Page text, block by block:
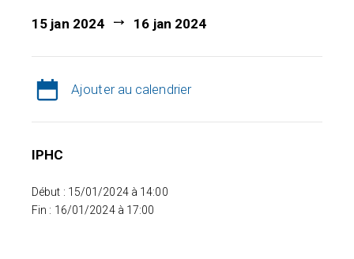
15 jan 2024 16 jan 2024
Ajouter au calendrier
IPHC
Début : 15/01/2024 à 14:00
Fin : 16/01/2024 à 17:00